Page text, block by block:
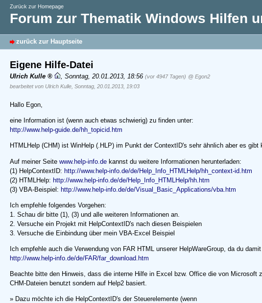
Zurück zur Homepage
Forum zur Thematik Windows Hilfen
zurück zur Hauptseite
Eigene Hilfe-Datei
Ulrich Kulle , Sonntag, 20.01.2013, 18:56 (vor 4947 Tagen) @ Egon2
bearbeitet von Ulrich Kulle, Sonntag, 20.01.2013, 19:03
Hallo Egon,
eine Information ist (wenn auch etwas schwierig) zu finden unter:
http://www.help-guide.de/hh_topicid.htm
HTMLHelp (CHM) ist WinHelp (.HLP) im Punkt der ContextID's sehr ähnlich aber es gibt
Auf meiner Seite www.help-info.de kannst du weitere Informationen herunterladen:
(1) HelpContextID: http://www.help-info.de/de/Help_Info_HTMLHelp/hh_context-id.htm
(2) HTMLHelp: http://www.help-info.de/de/Help_Info_HTMLHelp/hh.htm
(3) VBA-Beispiel: http://www.help-info.de/de/Visual_Basic_Applications/vba.htm
Ich empfehle folgendes Vorgehen:
1. Schau dir bitte (1), (3) und alle weiteren Informationen an.
2. Versuche ein Projekt mit HelpContextID's nach diesen Beispielen
3. Versuche die Einbindung über mein VBA-Excel Beispiel
Ich empfehle auch die Verwendung von FAR HTML unserer HelpWareGroup, da du
http://www.help-info.de/de/FAR/far_download.htm
Beachte bitte den Hinweis, dass die interne Hilfe in Excel bzw. Office die von Microsoft
CHM-Dateien benutzt sondern auf Help2 basiert.
» Dazu möchte ich die HelpContextID's der Steuerelemente (wenn